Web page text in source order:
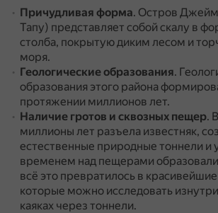
Причудливая форма. Остров
Тапу) представляет собой скалу в
столба, покрытую диким лесом и
моря.
Геологические образования.
образования этого района
протяжении миллионов лет.
Наличие гротов и сквозных пещер.
миллионы лет разъела известняк,
естественные природные тоннели и
временем над пещерами
всё это превратилось в
которые можно исследовать
каяках через тоннели.